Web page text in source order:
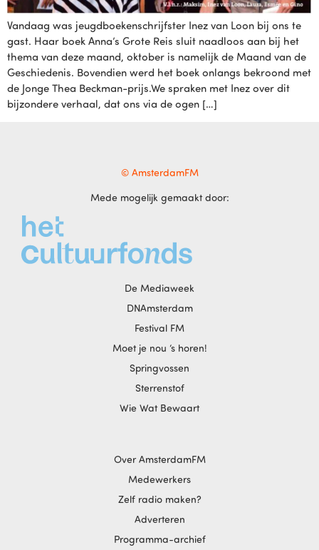
Vandaag was jeugdboekenschrijfster Inez van Loon bij ons te
gast. Haar boek Anna’s Grote Reis sluit naadloos aan bij het
thema van deze maand, oktober is namelijk de Maand van de
Geschiedenis. Bovendien werd het boek onlangs bekroond met
de Jonge Thea Beckman-prijs.We spraken met Inez over dit
bijzondere verhaal, dat ons via de ogen […]
© AmsterdamFM
Mede mogelijk gemaakt door:
De Mediaweek
DNAmsterdam
Festival FM
Moet je nou ‘s horen!
Springvossen
Sterrenstof
Wie Wat Bewaart
Over AmsterdamFM
Medewerkers
Zelf radio maken?
Adverteren
Programma-archief